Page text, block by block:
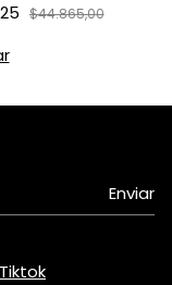
$44.865,00
Tiktok